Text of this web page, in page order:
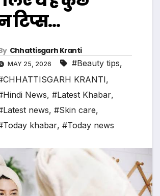
टिप्स…
Chhattisgarh Kranti
MAY 25, 2026 #Beauty tips,
KRANTI,
News, #Latest Khabar,
news, #Skin care,
khabar, #Today news